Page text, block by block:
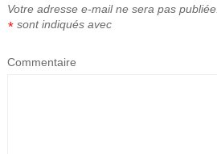
Votre adresse e-mail ne sera pas publiée.
sont indiqués avec
*
Commentaire